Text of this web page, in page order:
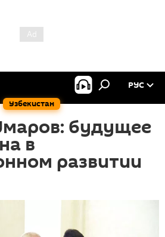
Узбекистан
РУС
будущее
в
развитии